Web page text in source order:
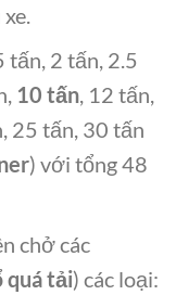
tấn, 2 tấn, 2.5
10 tấn, 12 tấn,
25 tấn, 30 tấn
) với tổng 48
chở các
quá tải) các loại: